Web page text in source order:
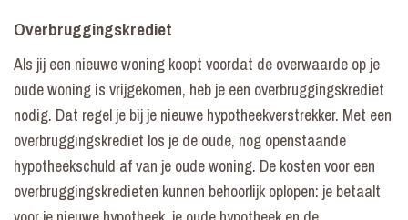
Overbruggingskrediet
Als jij een nieuwe woning koopt voordat de overwaarde op je
oude woning is vrijgekomen, heb je een overbruggingskrediet
nodig. Dat regel je bij je nieuwe hypotheekverstrekker. Met een
overbruggingskrediet los je de oude, nog openstaande
hypotheekschuld af van je oude woning. De kosten voor een
overbruggingskredieten kunnen behoorlijk oplopen: je betaalt